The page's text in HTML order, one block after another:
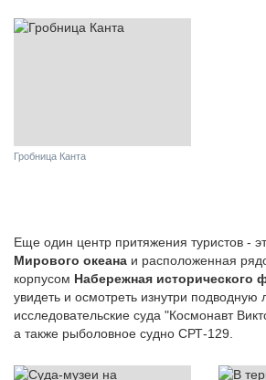
Гробница Канта
Еще один центр притяжения туристов -
Мирового океана и расположенная
корпусом Набережная исторического
увидеть и осмотреть изнутри подводную
исследовательские суда "Космонавт
а также рыболовное судно СРТ-129.